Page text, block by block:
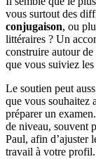
vous surtout des
conjugaison, ou
littéraires ? Un
construire autour
que vous suiviez
Le soutien peut
que vous souhaitez
préparer un
de niveau, souvent
Paul, afin d’ajuster
travail à votre profil.